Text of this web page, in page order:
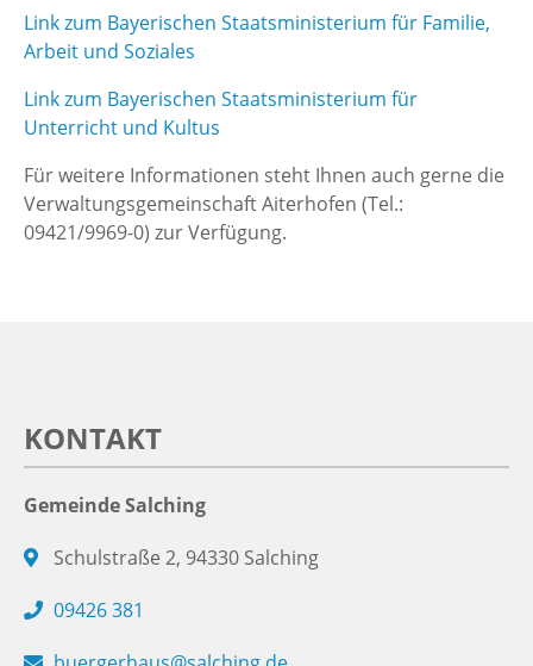
Link zum Bayerischen Staatsministerium für Familie,
Arbeit und Soziales
Link zum Bayerischen Staatsministerium für
Unterricht und Kultus
Für weitere Informationen steht Ihnen auch gerne die
Verwaltungsgemeinschaft Aiterhofen (Tel.:
09421/9969-0) zur Verfügung.
KONTAKT
Gemeinde Salching
Schulstraße 2, 94330 Salching
09426 381